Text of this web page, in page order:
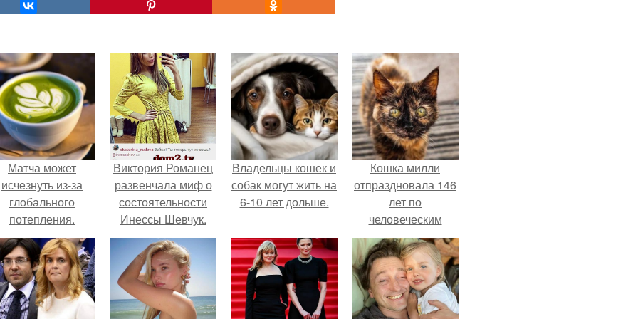
Матча может
исчезнуть из-за
глобального
потепления.
Виктория Романец
развенчала миф о
состоятельности
Инессы Шевчук.
Владельцы кошек и
собак могут жить на
6-10 лет дольше.
Кошка милли
отпраздновала 146
лет по
человеческим
Меркам и
претендует на
звание самой
старой в мире.